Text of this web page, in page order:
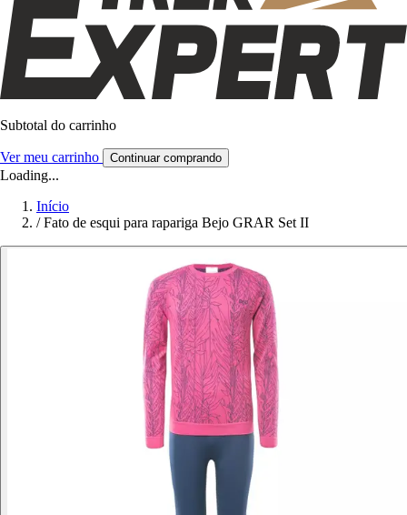
Subtotal do carrinho
Ver meu carrinho Continuar comprando
Loading...
Início
/ Fato de esqui para rapariga Bejo GRAR Set II